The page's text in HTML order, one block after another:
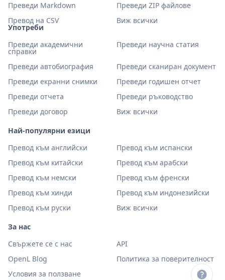
Употреби
Преведи академични
справки
Преведи научна статия
Преведи автобиография
Преведи сканиран документ
Преведи екранни снимки
Преведи годишен отчет
Преведи отчета
Преведи ръководство
Преведи договор
Виж всички
Най-популярни езици
Превод към английски
Превод към испански
Превод към китайски
Превод към арабски
Превод към немски
Превод към френски
Превод към хинди
Превод към индонезийски
Превод към руски
Виж всички
Преведи Markdown
Преведи ZIP файлове
Превод на CSV
Виж всички
За нас
Свържете се с нас
API
OpenL Blog
Политика за поверителност
Условия за ползване